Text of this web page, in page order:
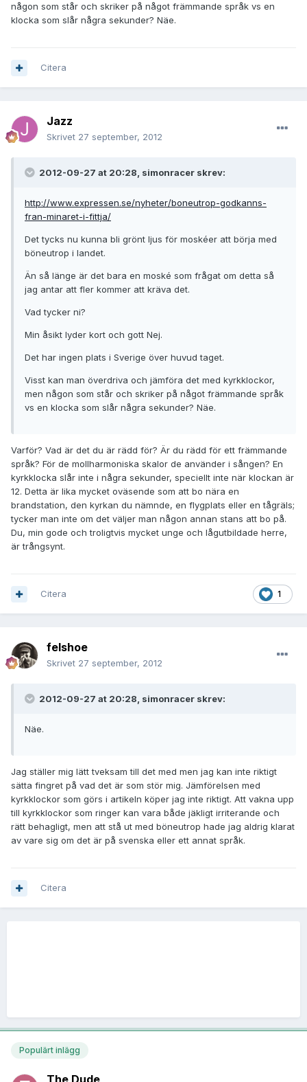
någon som står och skriker på något främmande språk vs en
klocka som slår några sekunder? Näe.
Citera
Jazz
Skrivet 27 september, 2012
2012-09-27 at 20:28, simonracer skrev:
http://www.expressen.se/nyheter/boneutrop-godkanns-
fran-minaret-i-fittja/
Det tycks nu kunna bli grönt ljus för moskéer att börja med
böneutrop i landet.
Än så länge är det bara en moské som frågat om detta så
jag antar att fler kommer att kräva det.
Vad tycker ni?
Min åsikt lyder kort och gott Nej.
Det har ingen plats i Sverige över huvud taget.
Visst kan man överdriva och jämföra det med kyrkklockor,
men någon som står och skriker på något främmande språk
vs en klocka som slår några sekunder? Näe.
Varför? Vad är det du är rädd för? Är du rädd för ett främmande
språk? För de mollharmoniska skalor de använder i sången? En
kyrkklocka slår inte i några sekunder, speciellt inte när klockan är
12. Detta är lika mycket oväsende som att bo nära en
brandstation, den kyrkan du nämnde, en flygplats eller en tågräls;
tycker man inte om det väljer man någon annan stans att bo på.
Du, min gode och troligtvis mycket unge och lågutbildade herre,
är trångsynt.
1
Citera
felshoe
Skrivet 27 september, 2012
2012-09-27 at 20:28, simonracer skrev:
Näe.
Jag ställer mig lätt tveksam till det med men jag kan inte riktigt
sätta fingret på vad det är som stör mig. Jämförelsen med
kyrkklockor som görs i artikeln köper jag inte riktigt. Att vakna upp
till kyrkklockor som ringer kan vara både jäkligt irriterande och
rätt behagligt, men att stå ut med böneutrop hade jag aldrig klarat
av vare sig om det är på svenska eller ett annat språk.
Citera
Populärt inlägg
The Dude